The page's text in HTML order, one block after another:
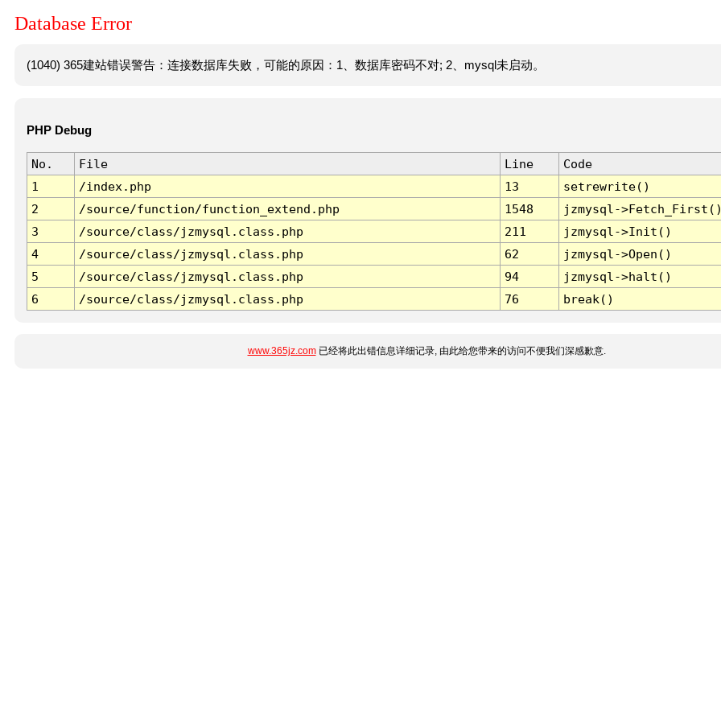
Database Error
(1040) 365建站错误警告：连接数据库失败，可能的原因：1、数据库密码不对; 2、mysql未启动。
PHP Debug
No. File Line
Code
1
/index.php 13
setrewrite()
2
/source/function/function_extend.php 1548
jzmysql-
3
/source/class/jzmysql.class.php 211
jzmysql->Init()
4
/source/class/jzmysql.class.php 62
jzmysql->Open()
5
/source/class/jzmysql.class.php 94
jzmysql->halt()
6
/source/class/jzmysql.class.php 76 break()
www.365jz.com已经将此出错信息详细记录, 由此给您带来的访问不便我们深感歉意.